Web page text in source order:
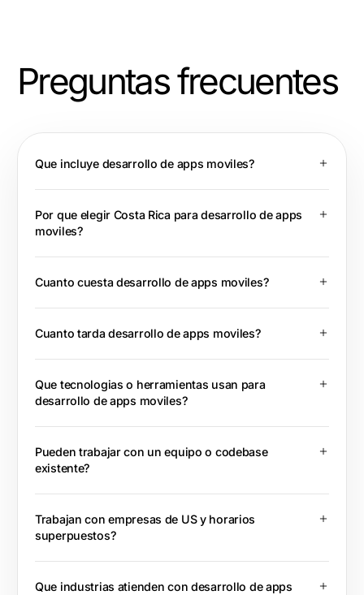
Preguntas frecuentes
Que incluye desarrollo de apps moviles?
Por que elegir Costa Rica para desarrollo de apps
moviles?
Cuanto cuesta desarrollo de apps moviles?
Cuanto tarda desarrollo de apps moviles?
Que tecnologias o herramientas usan para
desarrollo de apps moviles?
Pueden trabajar con un equipo o codebase
existente?
Trabajan con empresas de US y horarios
superpuestos?
Que industrias atienden con desarrollo de apps